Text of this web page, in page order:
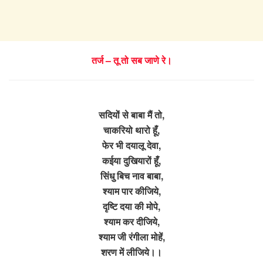
तर्ज – तू तो सब जाणे रे।
सदियों से बाबा मैं तो,
चाकरियो थारो हूँ,
फेर भी दयालू देवा,
कईया दुखियारों हूँ,
सिंधु बिच नाव बाबा,
श्याम पार कीजिये,
दृष्टि दया की मोपे,
श्याम कर दीजिये,
श्याम जी रंगीला मोहें,
शरण में लीजिये।।